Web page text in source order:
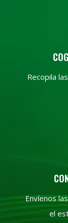
Recopila
Envíenos
el